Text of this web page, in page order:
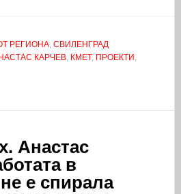
РЕГИОНА, СВИЛЕНГРАД
КАРЧЕВ, КМЕТ, ПРОЕКТИ ,
Анастас
в
е спирала